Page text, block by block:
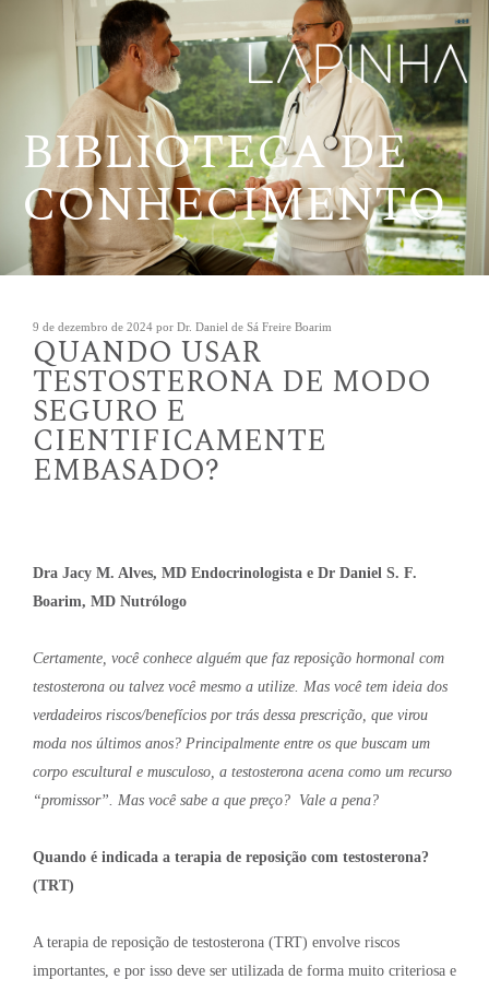
BIBLIOTECA DE
CONHECIMENTO
Publicado
em
9 de dezembro de 2024 por Dr. Daniel de Sá Freire Boarim
QUANDO USAR
TESTOSTERONA DE MODO
SEGURO E
CIENTIFICAMENTE
EMBASADO?
Dra Jacy M. Alves, MD Endocrinologista e Dr Daniel S. F.
Boarim, MD Nutrólogo
Certamente, você conhece alguém que faz reposição hormonal com
testosterona ou talvez você mesmo a utilize. Mas você tem ideia dos
verdadeiros riscos/benefícios por trás dessa prescrição, que virou
moda nos últimos anos? Principalmente entre os que buscam um
corpo escultural e musculoso, a testosterona acena como um recurso
“promissor”. Mas você sabe a que preço? Vale a pena?
Quando é indicada a terapia de reposição com testosterona?
(TRT)
A terapia de reposição de testosterona (TRT) envolve riscos
importantes, e por isso deve ser utilizada de forma muito criteriosa e